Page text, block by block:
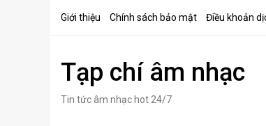
Giới thiệu Chính sách bảo mật Điều khoản
Tạp chí âm nhạc
Tin tức âm nhạc hot 24/7